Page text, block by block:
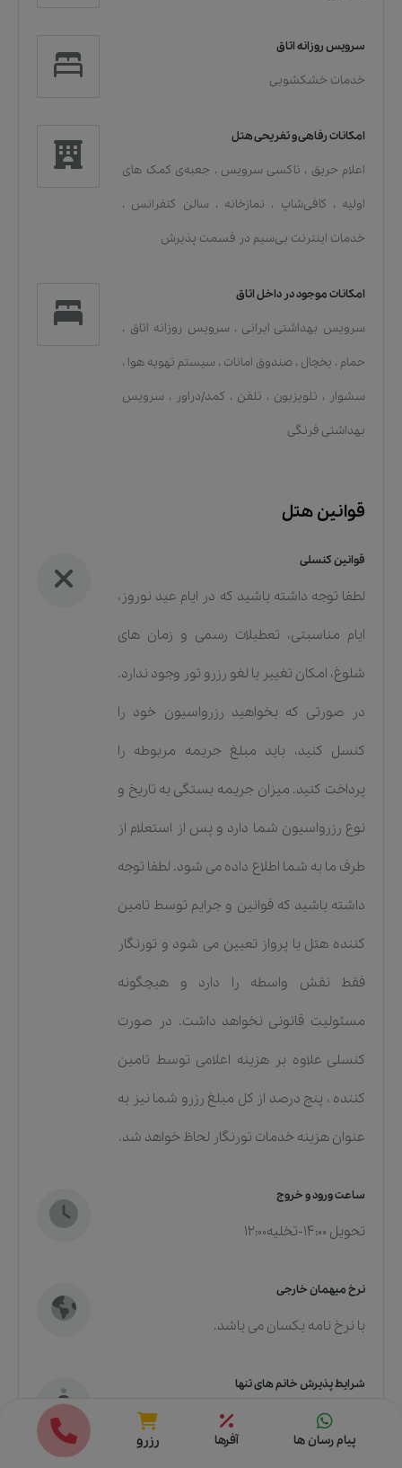
سرویس روزانه اتاق
خدمات خشکشویی
امکانات رفاهی و تفریحی هتل
اعلام حریق ، تاکسی سرویس ، جعبه‌ی کمک های
اولیه ، کافی‌شاپ ، نمازخانه ، سالن کنفرانس ،
خدمات اينترنت بی‌سیم در قسمت پذیرش
امکانات موجود در داخل اتاق
سرویس بهداشتی ایرانی ، سرویس روزانه اتاق ،
حمام ، یخچال ، صندوق امانات ، سیستم تهویه هوا ،
سشوار ، تلویزیون ، تلفن ، کمد/دراور ، سرویس
بهداشتی فرنگی
قوانین هتل
قوانین کنسلی
لطفا توجه داشته باشید که در ایام عید نوروز،
ایام مناسبتی، تعطیلات رسمی و زمان های
شلوغ، امکان تغییر یا لغو رزرو تور وجود ندارد.
در صورتی که بخواهید رزرواسیون خود را
کنسل کنید، باید مبلغ جریمه مربوطه را
پرداخت کنید. میزان جریمه بستگی به تاریخ و
نوع رزرواسیون شما دارد و پس از استعلام از
طرف ما به شما اطلاع داده می شود. لطفا توجه
داشته باشید که قوانین و جرایم توسط تامین
کننده هتل یا پرواز تعیین می شود و تورنگار
فقط نقش واسطه را دارد و هیچگونه
مسئولیت قانونی نخواهد داشت. در صورت
کنسلی علاوه بر هزینه اعلامی توسط تامین
کننده ، پنج درصد از کل مبلغ رزرو شما نیز به
عنوان هزینه خدمات تورنگار لحاظ خواهد شد.
ساعت ورود و خروج
تحویل 14:00-تخلیه12:00
نرخ میهمان خارجی
با نرخ نامه یکسان می یاشد.
شرایط پذیرش خانم های تنها
به همراه داشتن مدرک شناسایی معتبر
قیمت ها رزرو
پیام رسان ها آفرها رزرو